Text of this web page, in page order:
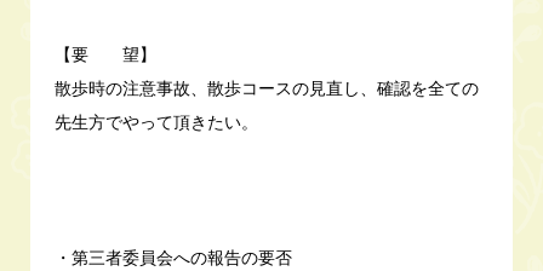
【要 望】
散歩時の注意事故、散歩コースの見直し、確認を全ての
先生方でやって頂きたい。
・第三者委員会への報告の要否